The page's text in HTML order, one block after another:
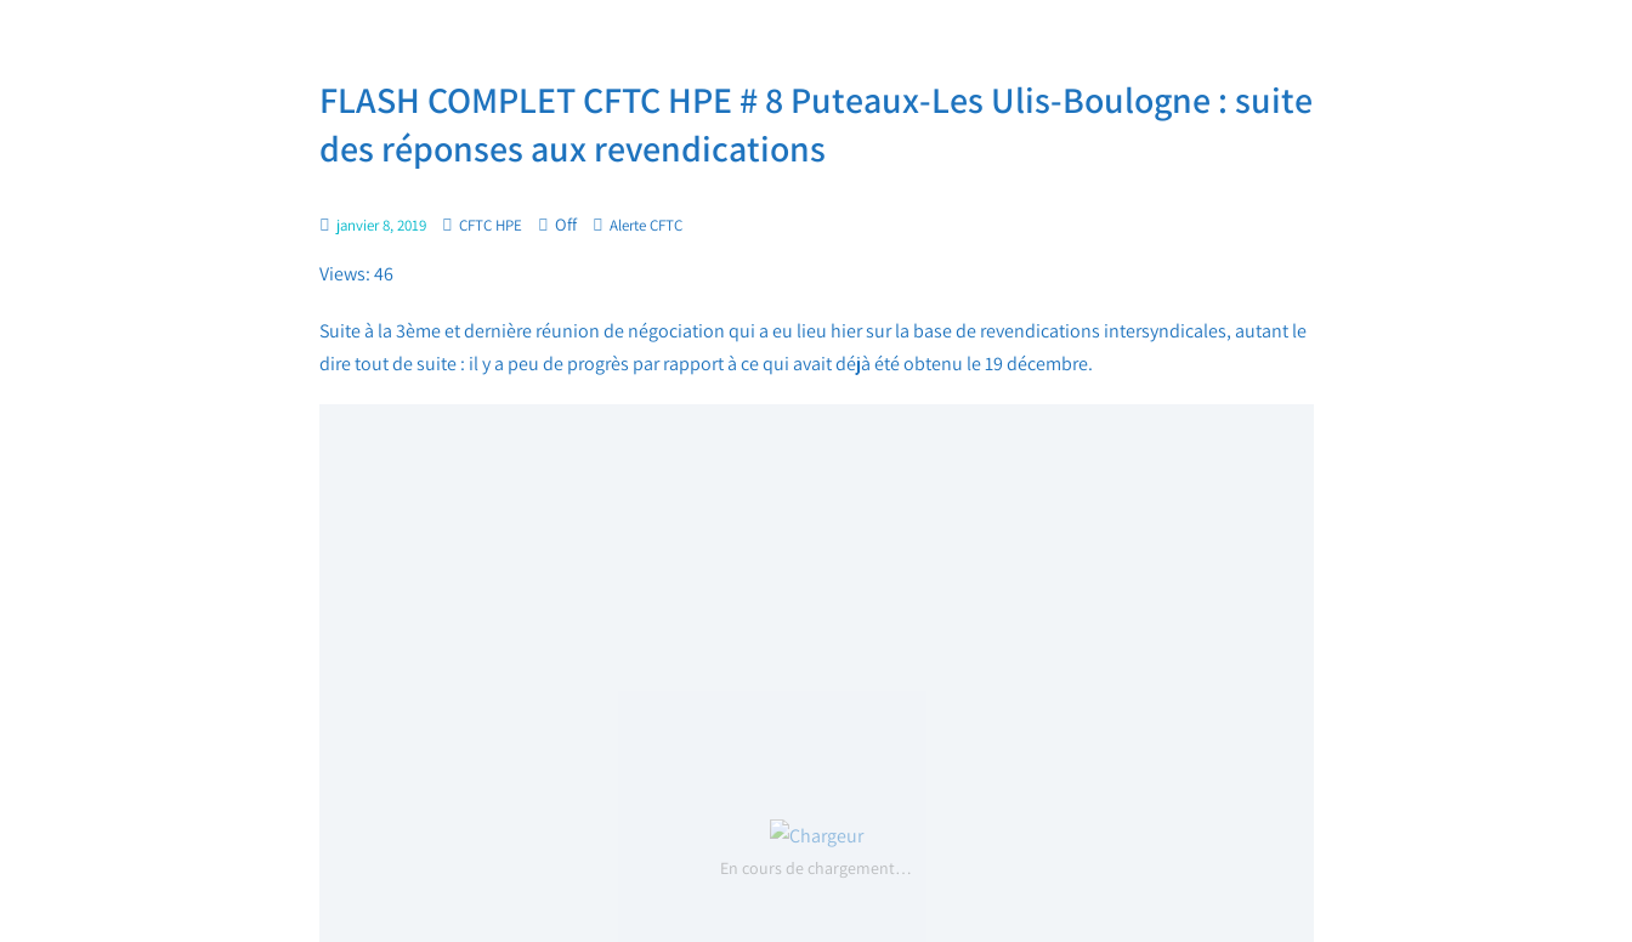
FLASH COMPLET CFTC HPE # 8 Puteaux-Les Ulis-Boulogne : suite
des réponses aux revendications
janvier 8, 2019 CFTC HPE Off Alerte CFTC
Views: 46
Suite à la 3ème et dernière réunion de négociation qui a eu lieu hier sur la base de revendications intersyndicales, autant le
dire tout de suite : il y a peu de progrès par rapport à ce qui avait déjà été obtenu le 19 décembre.
En cours de chargement…